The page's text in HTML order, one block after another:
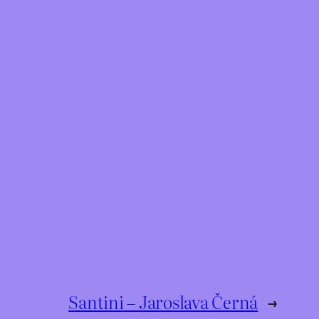
Santini – Jaroslava Černá →